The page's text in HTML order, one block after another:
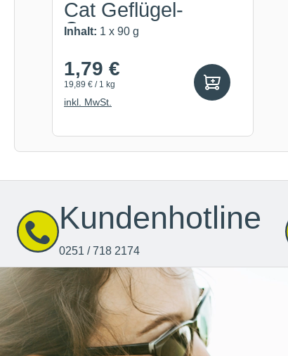
Cat Geflügel-
Cream
Inhalt: 1 x 90 g
1,79 €
19,89 € / 1 kg
inkl. MwSt.
Kundenhotline
0251 / 718 2174